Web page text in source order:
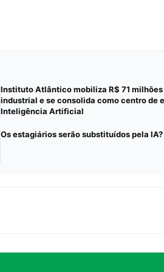
Instituto Atlântico mobiliza R$ 71
industrial e se consolida como centro de
Inteligência Artificial
Os estagiários serão substituídos pela IA?